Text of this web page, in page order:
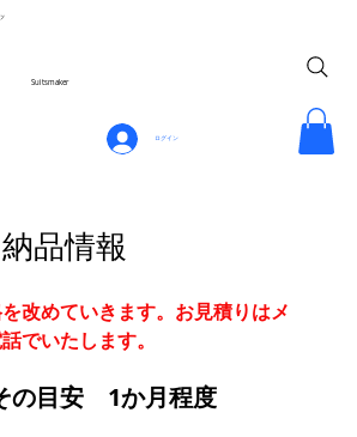
Suitsmaker
ログイン
品情報
改めていきます。お見積りはメ
でいたします。
の目安　1か月程度